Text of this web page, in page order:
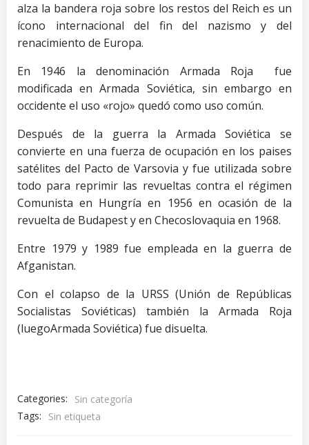
alza la bandera roja sobre los restos del Reich es un
ícono internacional del fin del nazismo y del
renacimiento de Europa.
En 1946 la denominación Armada Roja fue
modificada en Armada Soviética, sin embargo en
occidente el uso «rojo» quedó como uso común.
Después de la guerra la Armada Soviética se
convierte en una fuerza de ocupación en los paises
satélites del Pacto de Varsovia y fue utilizada sobre
todo para reprimir las revueltas contra el régimen
Comunista en Hungría en 1956 en ocasión de la
revuelta de Budapest y en Checoslovaquia en 1968.
Entre 1979 y 1989 fue empleada en la guerra de
Afganistan.
Con el colapso de la URSS (Unión de Repúblicas
Socialistas Soviéticas) también la Armada Roja
(luegoArmada Soviética) fue disuelta.
Categories:
Sin categoría
Tags:
Sin etiqueta